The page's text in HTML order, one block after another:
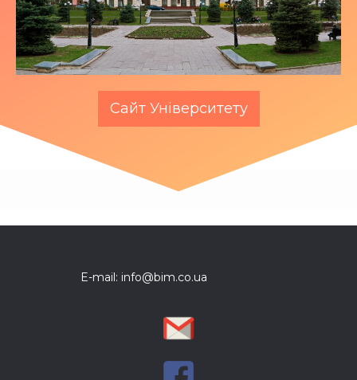
Сайт Університету
E-mail: info@bim.co.ua